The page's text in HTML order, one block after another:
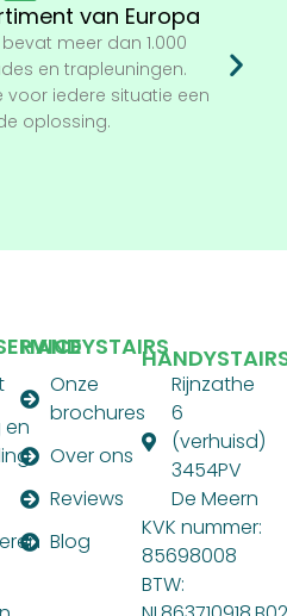
van Europa
meer dan 1.000
en trapleuningen.
voor iedere situatie een
oplossing.
en
HANDYSTAIRS
Onze
brochures
Over ons
Reviews
Blog
Rijnzathe
6
(verhuisd)
3454PV
De Meern
KVK nummer:
85698008
BTW: